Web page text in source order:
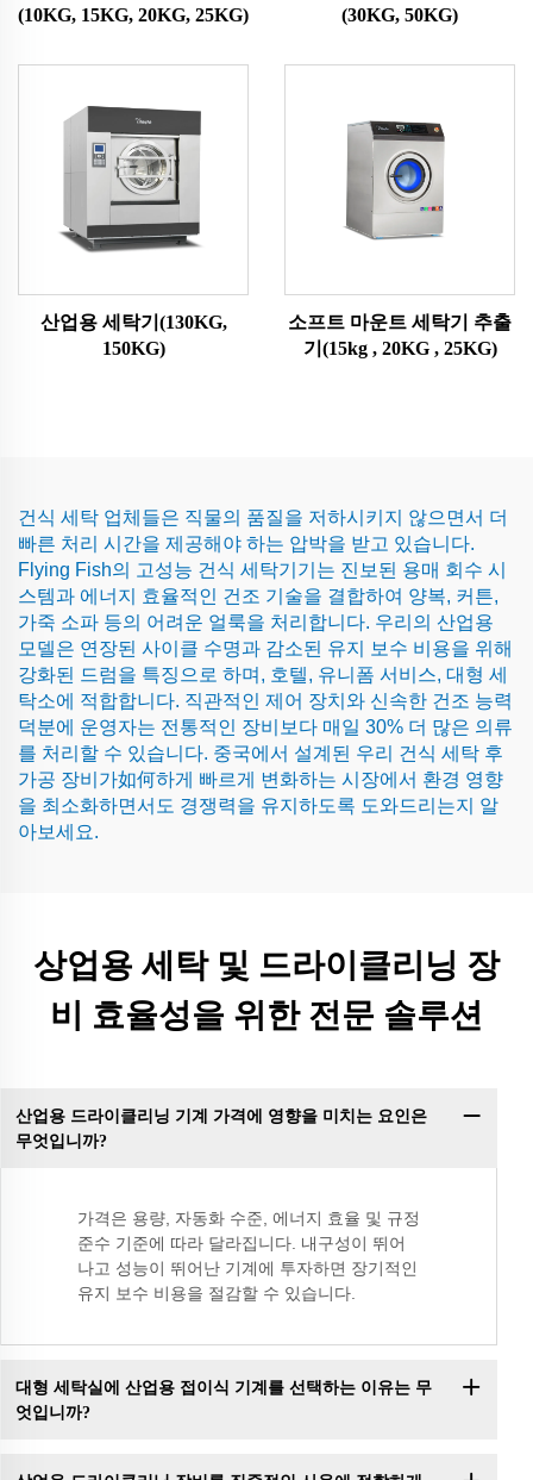
(10KG, 15KG, 20KG, 25KG)
(30KG, 50KG)
산업용 세탁기(130KG,
150KG)
소프트 마운트 세탁기 추출
기(15kg , 20KG , 25KG)
건식 세탁 업체들은 직물의 품질을 저하시키지 않으면서 더
빠른 처리 시간을 제공해야 하는 압박을 받고 있습니다.
Flying Fish의 고성능 건식 세탁기기는 진보된 용매 회수 시
스템과 에너지 효율적인 건조 기술을 결합하여 양복, 커튼,
가죽 소파 등의 어려운 얼룩을 처리합니다. 우리의 산업용
모델은 연장된 사이클 수명과 감소된 유지 보수 비용을 위해
강화된 드럼을 특징으로 하며, 호텔, 유니폼 서비스, 대형 세
탁소에 적합합니다. 직관적인 제어 장치와 신속한 건조 능력
덕분에 운영자는 전통적인 장비보다 매일 30% 더 많은 의류
를 처리할 수 있습니다. 중국에서 설계된 우리 건식 세탁 후
가공 장비가如何하게 빠르게 변화하는 시장에서 환경 영향
을 최소화하면서도 경쟁력을 유지하도록 도와드리는지 알
아보세요.
상업용 세탁 및 드라이클리닝 장
비 효율성을 위한 전문 솔루션
산업용 드라이클리닝 기계 가격에 영향을 미치는 요인은
무엇입니까?
가격은 용량, 자동화 수준, 에너지 효율 및 규정
준수 기준에 따라 달라집니다. 내구성이 뛰어
나고 성능이 뛰어난 기계에 투자하면 장기적인
유지 보수 비용을 절감할 수 있습니다.
대형 세탁실에 산업용 접이식 기계를 선택하는 이유는 무
엇입니까?